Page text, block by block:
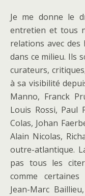
Je me donne le
entretien et tous
relations avec des
dans ce milieu. Ils
curateurs,
à sa visibilité
Manno, Franck
Louis Rossi, Paul
Colas, Johan
Alain Nicolas,
outre-atlantique.
pas tous les
comme certaines
Jean-Marc